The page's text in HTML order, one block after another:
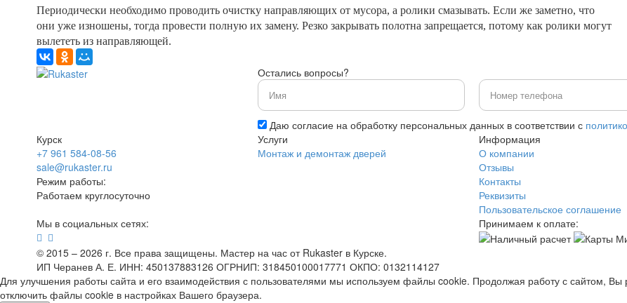
Периодически необходимо проводить очистку направляющих от мусора, а ролики смазывать. Если же заметно, что
они уже изношены, тогда провести полную их замену. Резко закрывать полотна запрещается, потому как ролики могут
вылететь из направляющей.
Остались вопросы?
Даю согласие на обработку персональных данных в соответствии с
Курск
+7 961 584-08-56
sale@rukaster.ru
Режим работы:
Работаем круглосуточно
Услуги
Монтаж и демонтаж дверей
Информация
О компании
Отзывы
Контакты
Реквизиты
Пользовательское соглашение
Мы в социальных сетях: Принимаем к оплате:
© 2015 – 2026 г. Все права защищены. Мастер на час от Rukaster в Курске.
ИП Черанев А. Е. ИНН: 450137883126 ОГРНИП: 318450100017771 ОКПО: 0132114127
Для улучшения работы сайта и его взаимодействия с пользователями мы используем файлы cookie. Продолжая работу с сайтом,
отключить файлы cookie в настройках Вашего браузера.